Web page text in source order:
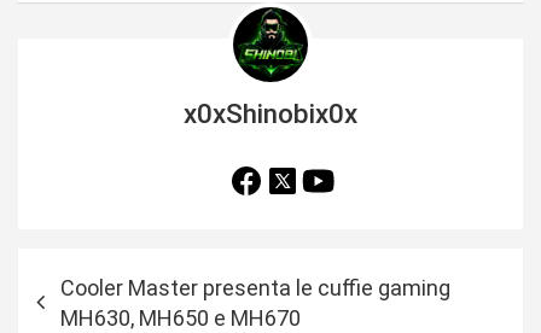
x0xShinobix0x
Cooler Master presenta le cuffie gaming
MH630, MH650 e MH670